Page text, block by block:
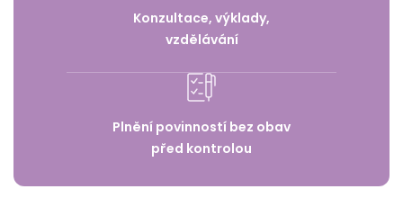
Konzultace, výklady,
vzdělávání
Plnění povinností bez obav
před kontrolou